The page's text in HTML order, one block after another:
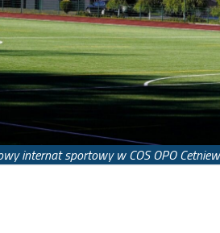
internat sportowy w COS OPO